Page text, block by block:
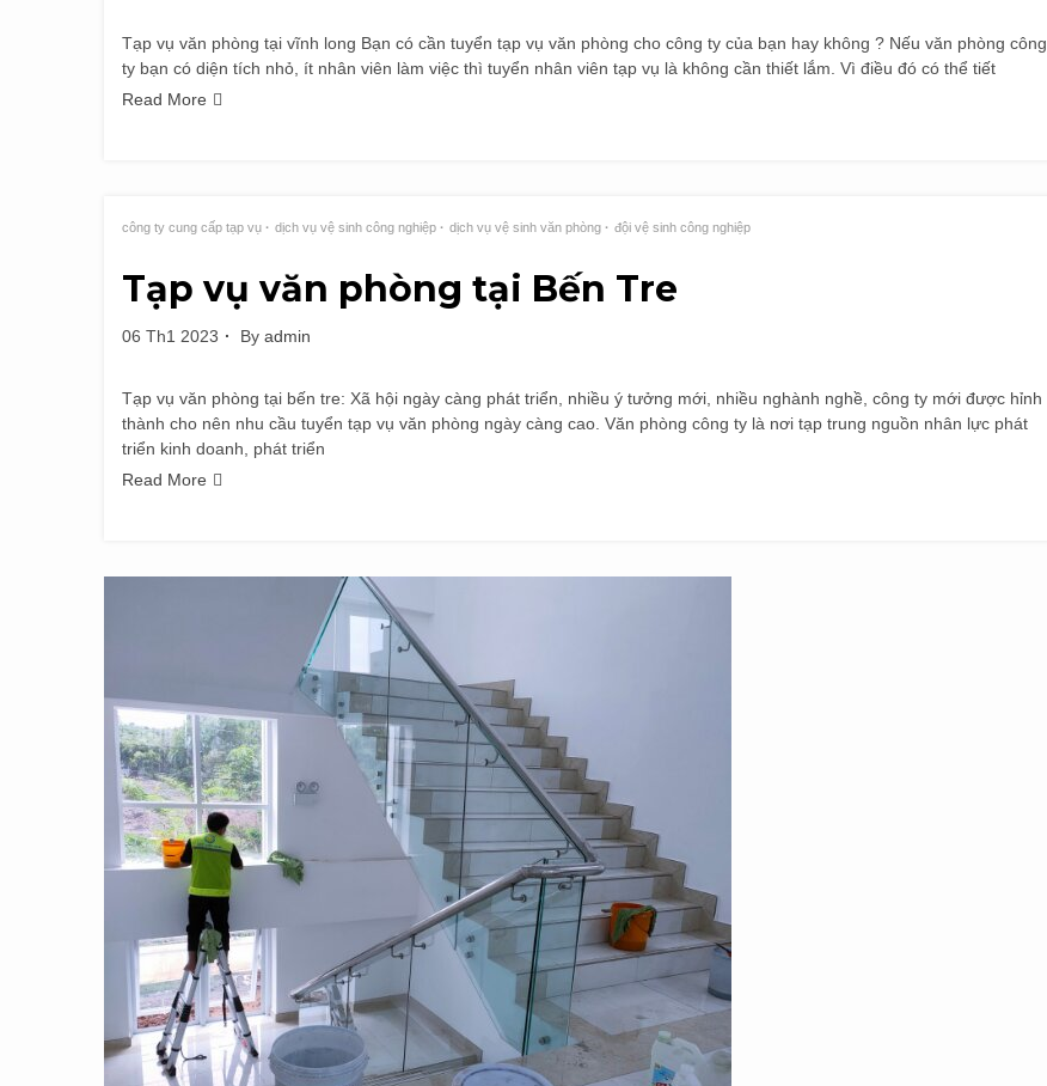
Tạp vụ văn phòng tại vĩnh long Bạn có cần tuyển tạp vụ văn phòng cho công ty của bạn hay không ? Nếu văn phòng công
ty bạn có diện tích nhỏ, ít nhân viên làm việc thì tuyển nhân viên tạp vụ là không cần thiết lắm. Vì điều đó có thể tiết
Read More
công ty cung cấp tạp vụ dịch vụ vệ sinh công nghiệp dịch vụ vệ sinh văn phòng đội vệ sinh công nghiệp
Tạp vụ văn phòng tại Bến Tre
06 Th1 2023 By admin
Tạp vụ văn phòng tại bến tre: Xã hội ngày càng phát triển, nhiều ý tưởng mới, nhiều nghành nghề, công ty mới được hỉnh
thành cho nên nhu cầu tuyển tạp vụ văn phòng ngày càng cao. Văn phòng công ty là nơi tạp trung nguồn nhân lực phát
triển kinh doanh, phát triển
Read More